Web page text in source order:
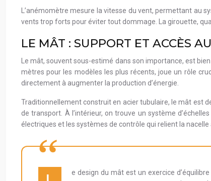
L’anémomètre mesure la vitesse du vent, permettant au
vents trop forts pour éviter tout dommage. La girouette,
LE MÂT : SUPPORT ET ACCÈS
Le mât, souvent sous-estimé dans son importance, est
mètres pour les modèles les plus récents, joue un rôle
directement à augmenter la production d’énergie.
Traditionnellement construit en acier tubulaire, le mât est
de transport. À l’intérieur, on trouve un système
électriques et les systèmes de contrôle qui relient la nacelle
e design du mât est un exercice